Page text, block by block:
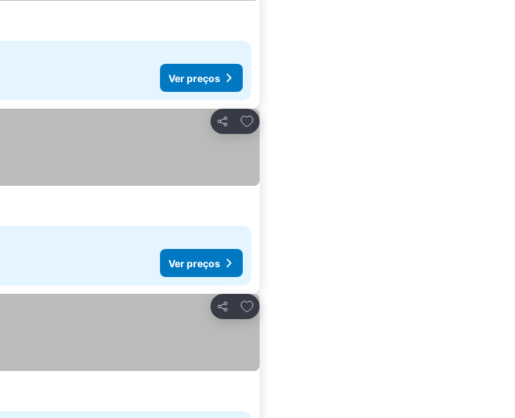
Ver preços
Partilhar
Adicionar aos favoritos
Ver preços
Partilhar
Adicionar aos favoritos